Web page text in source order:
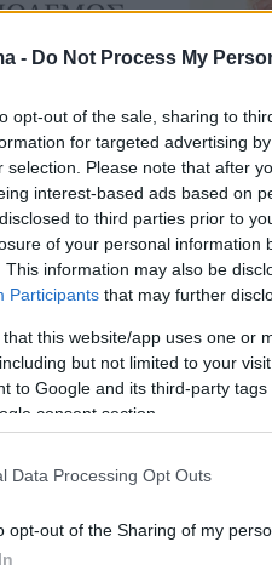
- Do Not Process My
opt-out of the sale, sharing to
for targeted advertising
selection. Please note that after
interest-based ads based on
to third parties prior to
of your personal information
This information may also be
Participants that may further
that this website/app uses one or
but not limited to your
to Google and its third-party
consent section.
Data Processing Opt Outs
opt-out of the Sharing of my
«ΘΕΜΑτος» στις 22/10/2023
η ιδιόχειρη
αυτή του